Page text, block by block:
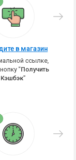
в магазин
ссылке,
"Получить
Кэшбэк"